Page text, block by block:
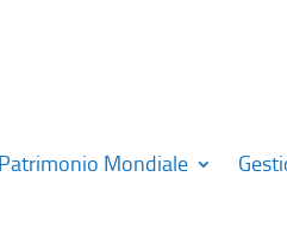
Mondiale